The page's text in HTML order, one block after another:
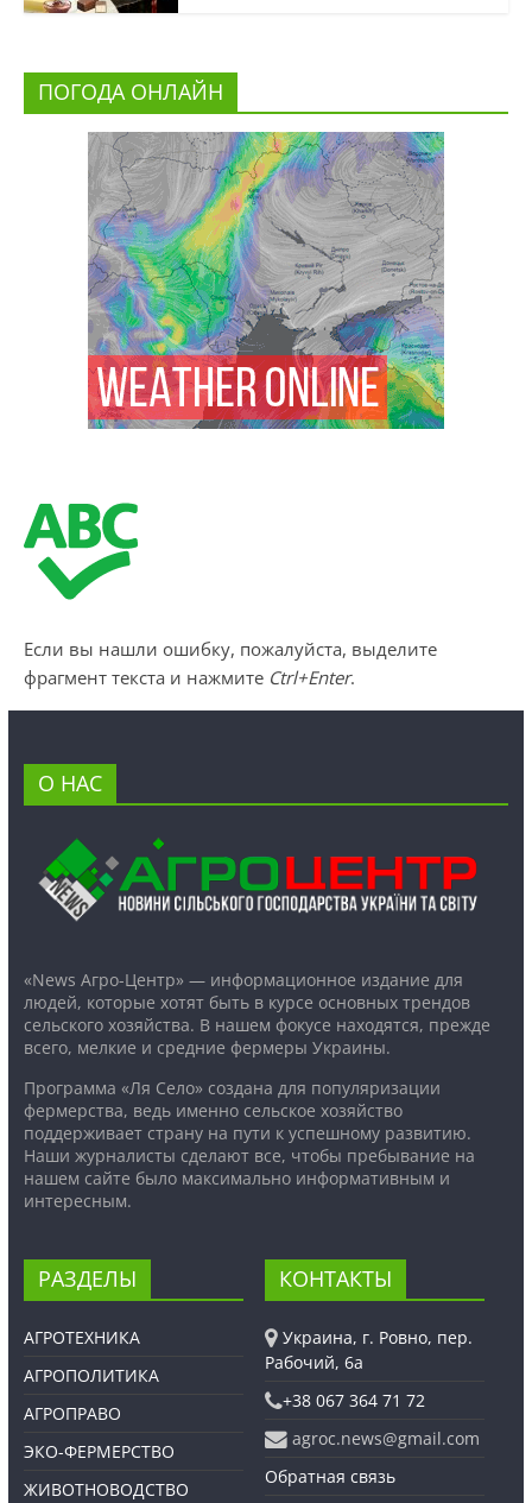
ПОГОДА ОНЛАЙН
Если вы нашли ошибку, пожалуйста, выделите
фрагмент текста и нажмите Ctrl+Enter.
О НАС
«News Агро-Центр» — информационное издание для
людей, которые хотят быть в курсе основных трендов
сельского хозяйства. В нашем фокусе находятся, прежде
всего, мелкие и средние фермеры Украины.
Программа «Ля Село» создана для популяризации
фермерства, ведь именно сельское хозяйство
поддерживает страну на пути к успешному развитию.
Наши журналисты сделают все, чтобы пребывание на
нашем сайте было максимально информативным и
интересным.
РАЗДЕЛЫ
АГРОТЕХНИКА
АГРОПОЛИТИКА
АГРОПРАВО
ЭКО-ФЕРМЕРСТВО
ЖИВОТНОВОДСТВО
КОНТАКТЫ
Украина, г. Ровно, пер.
Рабочий, 6а
+38 067 364 71 72
agroc.news@gmail.com
Обратная связь